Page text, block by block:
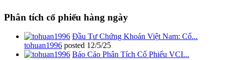
Phân tích cổ phiếu hàng ngày
Đầu Tư Chứng Khoán Việt Nam: Cổ...
tohuan1996 posted 12/5/25
Báo Cáo Phân Tích Cổ Phiếu VCI...